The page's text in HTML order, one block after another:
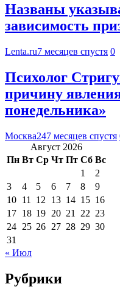
Названы
зависимость
Lenta.ru7 месяцев спустя 0
Психолог
причину
понедельника»
Москва247 месяцев спустя
Август 2026
Пн Вт Ср Чт Пт Сб Вс
1
2
3
4 5 6 7 8
9
10 11 12 13 14 15 16
17 18 19 20 21 22 23
24 25 26 27 28 29 30
31
« Июл
Рубрики